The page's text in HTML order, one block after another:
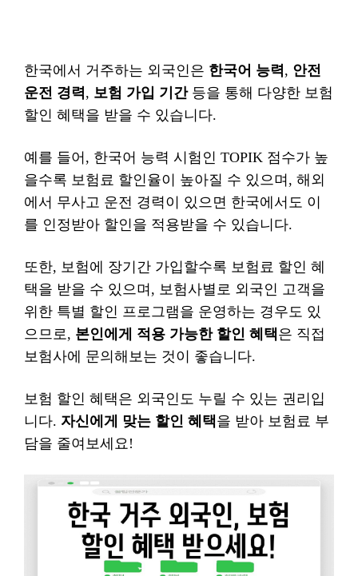
한국에서 거주하는 외국인은 한국어 능력, 안전
운전 경력, 보험 가입 기간등을 통해 다양한 보험
할인 혜택을 받을 수 있습니다.
예를 들어, 한국어 능력 시험인 TOPIK 점수가 높
을수록 보험료 할인율이 높아질 수 있으며, 해외
에서 무사고 운전 경력이 있으면 한국에서도 이
를 인정받아 할인을 적용받을 수 있습니다.
또한, 보험에 장기간 가입할수록 보험료 할인 혜
택을 받을 수 있으며, 보험사별로 외국인 고객을
위한 특별 할인 프로그램을 운영하는 경우도 있
으므로, 본인에게 적용 가능한 할인 혜택은 직접
보험사에 문의해보는 것이 좋습니다.
보험 할인 혜택은 외국인도 누릴 수 있는 권리입
니다. 자신에게 맞는 할인 혜택을 받아 보험료 부
담을 줄여보세요!